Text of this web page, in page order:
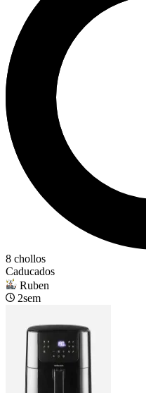
8 chollos
Caducados
Ruben
2sem